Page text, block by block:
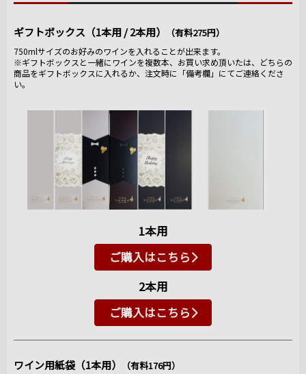
ギフトボックス（1本用 / 2本用） （有料275円）
750mlサイズのお好みのワインを入れることが出来ます。
※ギフトボックスと一緒にワインを複数本、お買い求め頂いたは、どちらの
商品をギフトボックスに入れるか、注文時に「備考欄」にてご連絡くださ
い。
1本用
ご購入はこちら
2本用
ご購入はこちら
ワイン用紙袋（1本用） （有料176円）